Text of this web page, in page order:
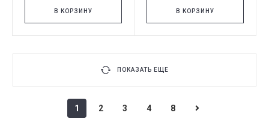
В КОРЗИНУ В КОРЗИНУ
ПОКАЗАТЬ ЕЩЕ
1 2 3 4 8